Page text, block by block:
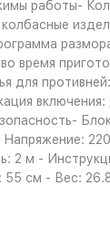
работы-
время
для
Напряжение:
2 м -
55 см - Вес: